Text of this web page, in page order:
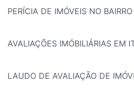
PERÍCIA DE IMÓVEIS NO
AVALIAÇÕES IMÓBILIÁRIAS EM
LAUDO DE AVALIAÇÃO DE